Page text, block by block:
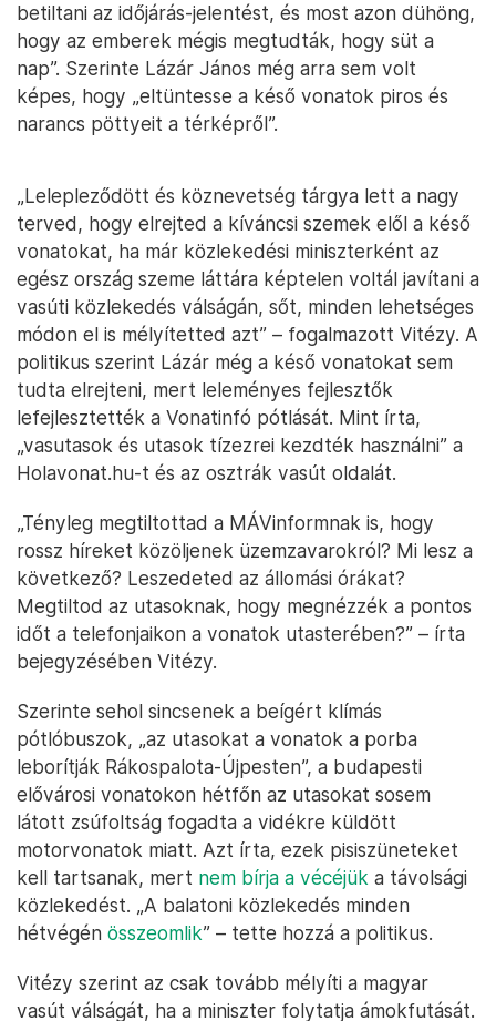
betiltani az időjárás-jelentést, és most azon dühöng,
hogy az emberek mégis megtudták, hogy süt a
nap”. Szerinte Lázár János még arra sem volt
képes, hogy „eltüntesse a késő vonatok piros és
narancs pöttyeit a térképről”.
„Lelepleződött és köznevetség tárgya lett a nagy
terved, hogy elrejted a kíváncsi szemek elől a késő
vonatokat, ha már közlekedési miniszterként az
egész ország szeme láttára képtelen voltál javítani a
vasúti közlekedés válságán, sőt, minden lehetséges
módon el is mélyítetted azt” – fogalmazott Vitézy. A
politikus szerint Lázár még a késő vonatokat sem
tudta elrejteni, mert leleményes fejlesztők
lefejlesztették a Vonatinfó pótlását. Mint írta,
„vasutasok és utasok tízezrei kezdték használni” a
Holavonat.hu-t és az osztrák vasút oldalát.
„Tényleg megtiltottad a MÁVinformnak is, hogy
rossz híreket közöljenek üzemzavarokról? Mi lesz a
következő? Leszedeted az állomási órákat?
Megtiltod az utasoknak, hogy megnézzék a pontos
időt a telefonjaikon a vonatok utasterében?” – írta
bejegyzésében Vitézy.
Szerinte sehol sincsenek a beígért klímás
pótlóbuszok, „az utasokat a vonatok a porba
leborítják Rákospalota-Újpesten”, a budapesti
elővárosi vonatokon hétfőn az utasokat sosem
látott zsúfoltság fogadta a vidékre küldött
motorvonatok miatt. Azt írta, ezek pisiszüneteket
kell tartsanak, mert nem bírja a vécéjük a távolsági
közlekedést. „A balatoni közlekedés minden
hétvégén összeomlik” – tette hozzá a politikus.
Vitézy szerint az csak tovább mélyíti a magyar
vasút válságát, ha a miniszter folytatja ámokfutását.